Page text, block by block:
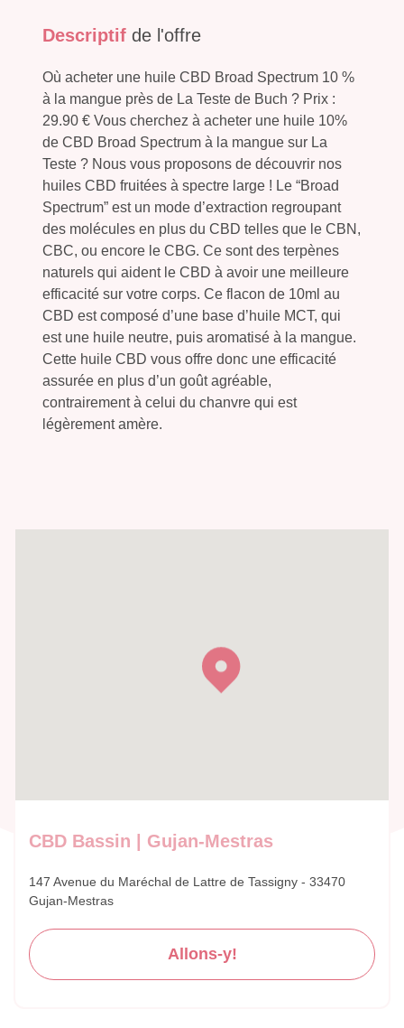
Descriptif de l'offre
Où acheter une huile CBD Broad Spectrum 10 %
à la mangue près de La Teste de Buch ? Prix :
29.90 € Vous cherchez à acheter une huile 10%
de CBD Broad Spectrum à la mangue sur La
Teste ? Nous vous proposons de découvrir nos
huiles CBD fruitées à spectre large ! Le “Broad
Spectrum” est un mode d’extraction regroupant
des molécules en plus du CBD telles que le CBN,
CBC, ou encore le CBG. Ce sont des terpènes
naturels qui aident le CBD à avoir une meilleure
efficacité sur votre corps. Ce flacon de 10ml au
CBD est composé d’une base d’huile MCT, qui
est une huile neutre, puis aromatisé à la mangue.
Cette huile CBD vous offre donc une efficacité
assurée en plus d’un goût agréable,
contrairement à celui du chanvre qui est
légèrement amère.
CBD Bassin | Gujan-Mestras
147 Avenue du Maréchal de Lattre de Tassigny - 33470
Gujan-Mestras
Allons-y!